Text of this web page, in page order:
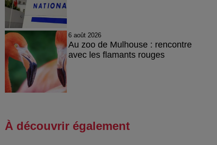
6 août 2026
Au zoo de Mulhouse : rencontre
avec les flamants rouges
À découvrir également